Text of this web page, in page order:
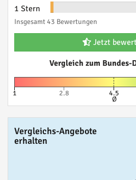
1 Stern
Insgesamt 43 Bewertungen
Jetzt
Vergleich zum
1 2.8 4.5
Ø
Vergleichs-Angebote
erhalten